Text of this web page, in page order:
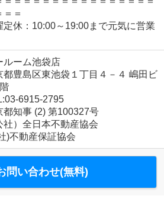
＝＝
定休：10:00～19:00まで元気に営業
ルーム池袋店
都豊島区東池袋１丁目４－４ 嶋田ビ
6915-2795
都知事 (2) 第100327号
社）全日本不動産協会
)不動産保証協会
問い合わせ(無料)